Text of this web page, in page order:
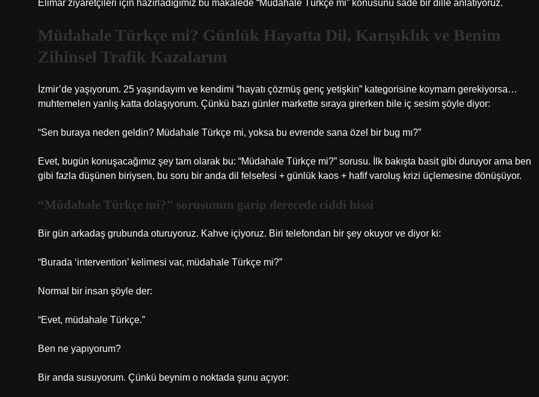
Elimar ziyaretçileri için hazırladığımız bu makalede “Müdahale Türkçe mi” konusunu sade bir dille anlatıyoruz.
Müdahale Türkçe mi? Günlük Hayatta Dil, Karışıklık ve Benim
Zihinsel Trafik Kazalarım
İzmir’de yaşıyorum. 25 yaşındayım ve kendimi “hayatı çözmüş genç yetişkin” kategorisine koymam gerekiyorsa…
muhtemelen yanlış katta dolaşıyorum. Çünkü bazı günler markette sıraya girerken bile iç sesim şöyle diyor:
“Sen buraya neden geldin? Müdahale Türkçe mi, yoksa bu evrende sana özel bir bug mı?”
Evet, bugün konuşacağımız şey tam olarak bu: “Müdahale Türkçe mi?” sorusu. İlk bakışta basit gibi duruyor ama ben
gibi fazla düşünen biriysen, bu soru bir anda dil felsefesi + günlük kaos + hafif varoluş krizi üçlemesine dönüşüyor.
“Müdahale Türkçe mi?” sorusunun garip derecede ciddi hissi
Bir gün arkadaş grubunda oturuyoruz. Kahve içiyoruz. Biri telefondan bir şey okuyor ve diyor ki:
“Burada ‘intervention’ kelimesi var, müdahale Türkçe mi?”
Normal bir insan şöyle der:
“Evet, müdahale Türkçe.”
Ben ne yapıyorum?
Bir anda susuyorum. Çünkü beynim o noktada şunu açıyor: